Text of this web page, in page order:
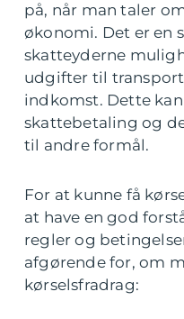
på, når man taler
økonomi. Det er en
skatteyderne
udgifter til
indkomst. Dette
skattebetaling og
til andre formål.
For at kunne få
at have en god
regler og
afgørende for, om
kørselsfradrag: